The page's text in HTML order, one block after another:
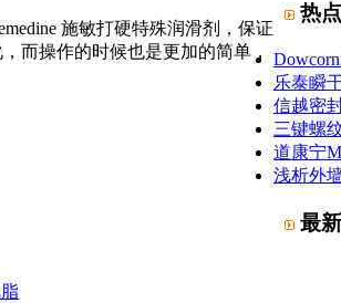
施敏打硬特殊润滑剂，保证
而操作的时候也是更加的简单，
热
乐泰瞬
信越密
三键螺
道康宁
浅析外
最